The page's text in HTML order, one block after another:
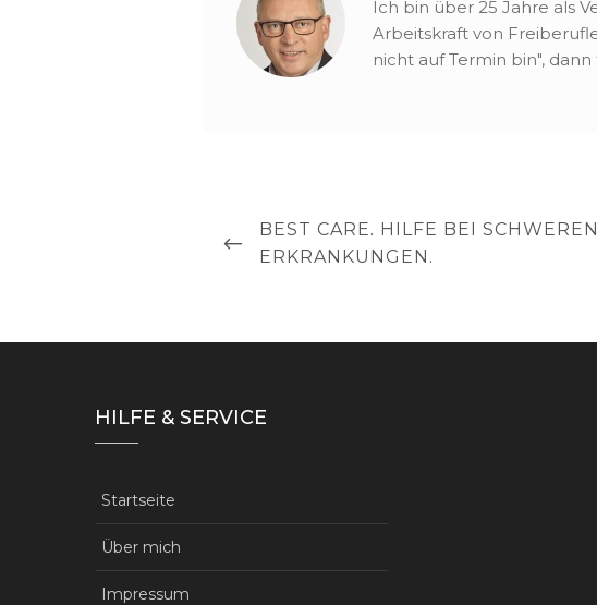
Ich bin über 25 Jahre als
Arbeitskraft von
nicht auf Termin bin",
Beitragsnavigation
PREVIOUS
POST
BEST CARE. HILFE BEI SCHWEREN
ERKRANKUNGEN.
HILFE & SERVICE
Startseite
Über mich
Impressum